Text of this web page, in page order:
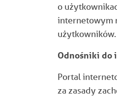
o
internetowym
użytkowników.
Odnośniki do
Portal
za zasady